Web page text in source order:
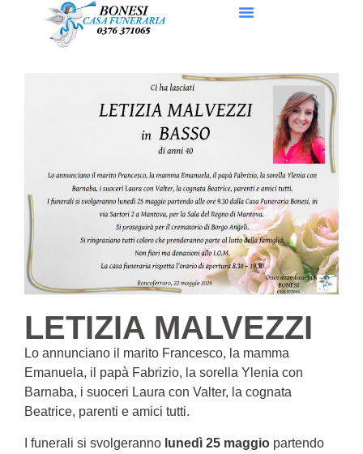
LETIZIA MALVEZZI
Lo annunciano il marito Francesco, la mamma
Emanuela, il papà Fabrizio, la sorella Ylenia con
Barnaba, i suoceri Laura con Valter, la cognata
Beatrice, parenti e amici tutti.
I funerali si svolgeranno lunedì 25 maggio partendo